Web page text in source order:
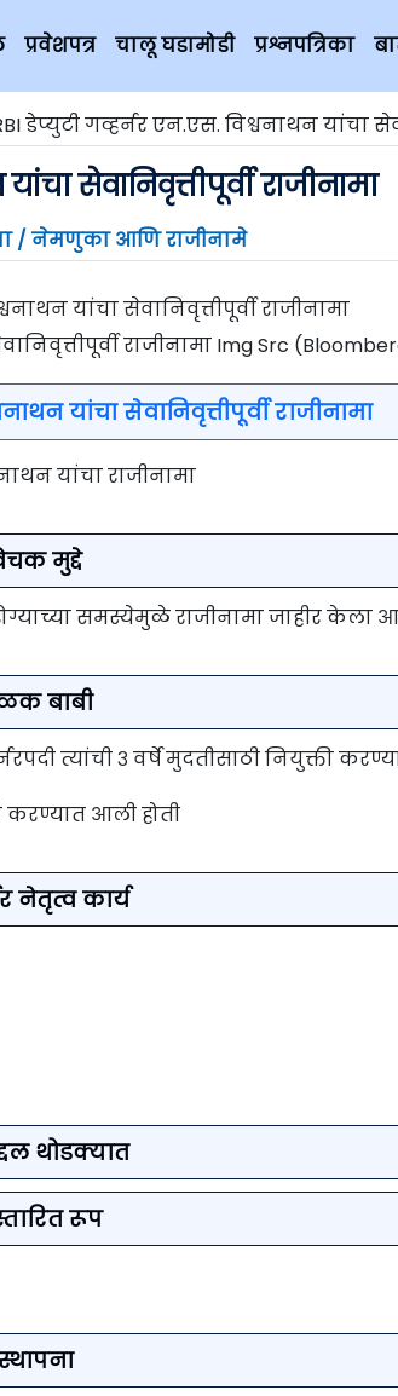
प्रवेशपत्र चालू घडामोडी प्रश्नपत्रिका
डेप्युटी गव्हर्नर एन.एस. विश्वनाथन यांचा
सेवानिवृत्तीपूर्वी राजीनामा
/ नेमणुका आणि राजीनामे
राजीनामा Img Src
यांचा सेवानिवृत्तीपूर्वी राजीनामा
यांचा राजीनामा
मुद्दे
समस्येमुळे राजीनामा जाहीर केला
बाबी
त्यांची ३ वर्षे मुदतीसाठी नियुक्ती
करण्यात आली होती
नेतृत्व कार्य
थोडक्यात
रूप